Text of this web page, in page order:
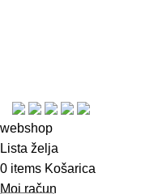
webshop
Lista želja
0 items Košarica
Moj račun